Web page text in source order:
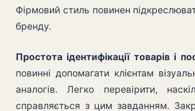
Фірмовий стиль повинен
бренду.
Простота ідентифікації товарів і
повинні допомагати клієнтам
аналогів. Легко перевірити,
справляється з цим завданням.